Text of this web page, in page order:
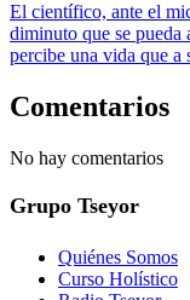
El científico, ante el
diminuto que se pueda
percibe una vida que a
Comentarios
No hay comentarios
Grupo Tseyor
Quiénes Somos
Curso Holístico